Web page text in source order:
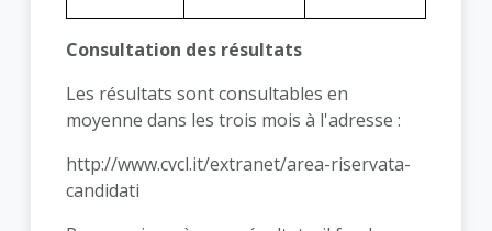
Consultation des résultats
Les résultats sont consultables en
moyenne dans les trois mois à l'adresse :
http://www.cvcl.it/extranet/area-riservata-
candidati